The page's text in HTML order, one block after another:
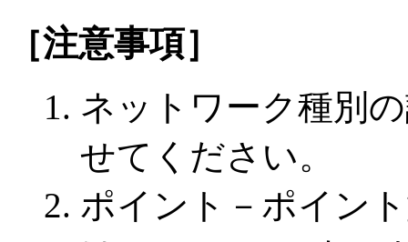
［注意事項］
ネットワーク種別
せてください。
ポイント－ポイン